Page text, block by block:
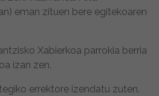
eman zituen bere egitekoaren
Xabierkoa parrokia berria
izan zen.
errektore izendatu zuten.